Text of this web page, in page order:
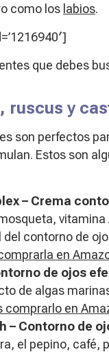
como los labios.
que debes
ruscus y
son perfectos
Estos son
– Crema
contorno de
en
de ojos
de algas
comprarlo en
– Contorno de
el pepino, café,